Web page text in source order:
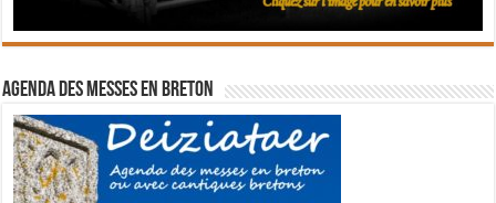
Agenda des messes en breton